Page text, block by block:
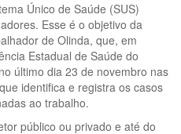
Único de Saúde (SUS)
Esse é o objetivo da
de Olinda, que, em
Estadual de Saúde do
último dia 23 de novembro nas
identifica e registra os casos
ao trabalho.
público ou privado e até do